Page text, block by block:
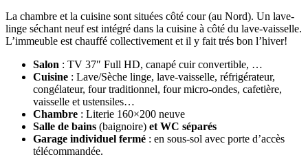
La chambre et la cuisine sont situées côté cour (au Nord). Un lave-
linge séchant neuf est intégré dans la cuisine à côté du lave-vaisselle.
L’immeuble est chauffé collectivement et il y fait trés bon l’hiver!
Salon : TV 37″ Full HD, canapé cuir convertible, …
Cuisine : Lave/Sèche linge, lave-vaisselle, réfrigérateur,
congélateur, four traditionnel, four micro-ondes, cafetière,
vaisselle et ustensiles…
Chambre : Literie 160×200 neuve
Salle de bains (baignoire) et WC séparés
Garage individuel fermé : en sous-sol avec porte d’accès
télécommandée.